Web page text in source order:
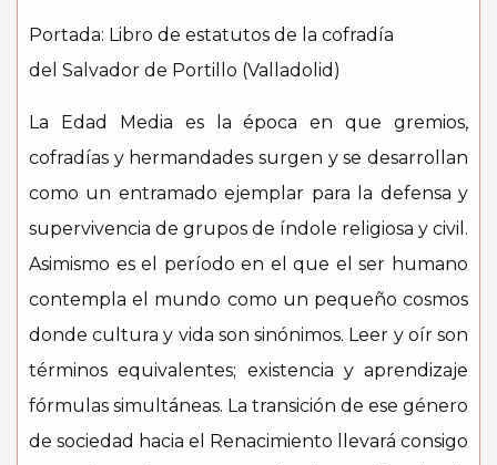
Portada: Libro de estatutos de la cofradía
del Salvador de Portillo (Valladolid)
La Edad Media es la época en que gremios,
cofradías y hermandades surgen y se desarrollan
como un entramado ejemplar para la defensa y
supervivencia de grupos de índole religiosa y civil.
Asimismo es el período en el que el ser humano
contempla el mundo como un pequeño cosmos
donde cultura y vida son sinónimos. Leer y oír son
términos equivalentes; existencia y aprendizaje
fórmulas simultáneas. La transición de ese género
de sociedad hacia el Renacimiento llevará consigo